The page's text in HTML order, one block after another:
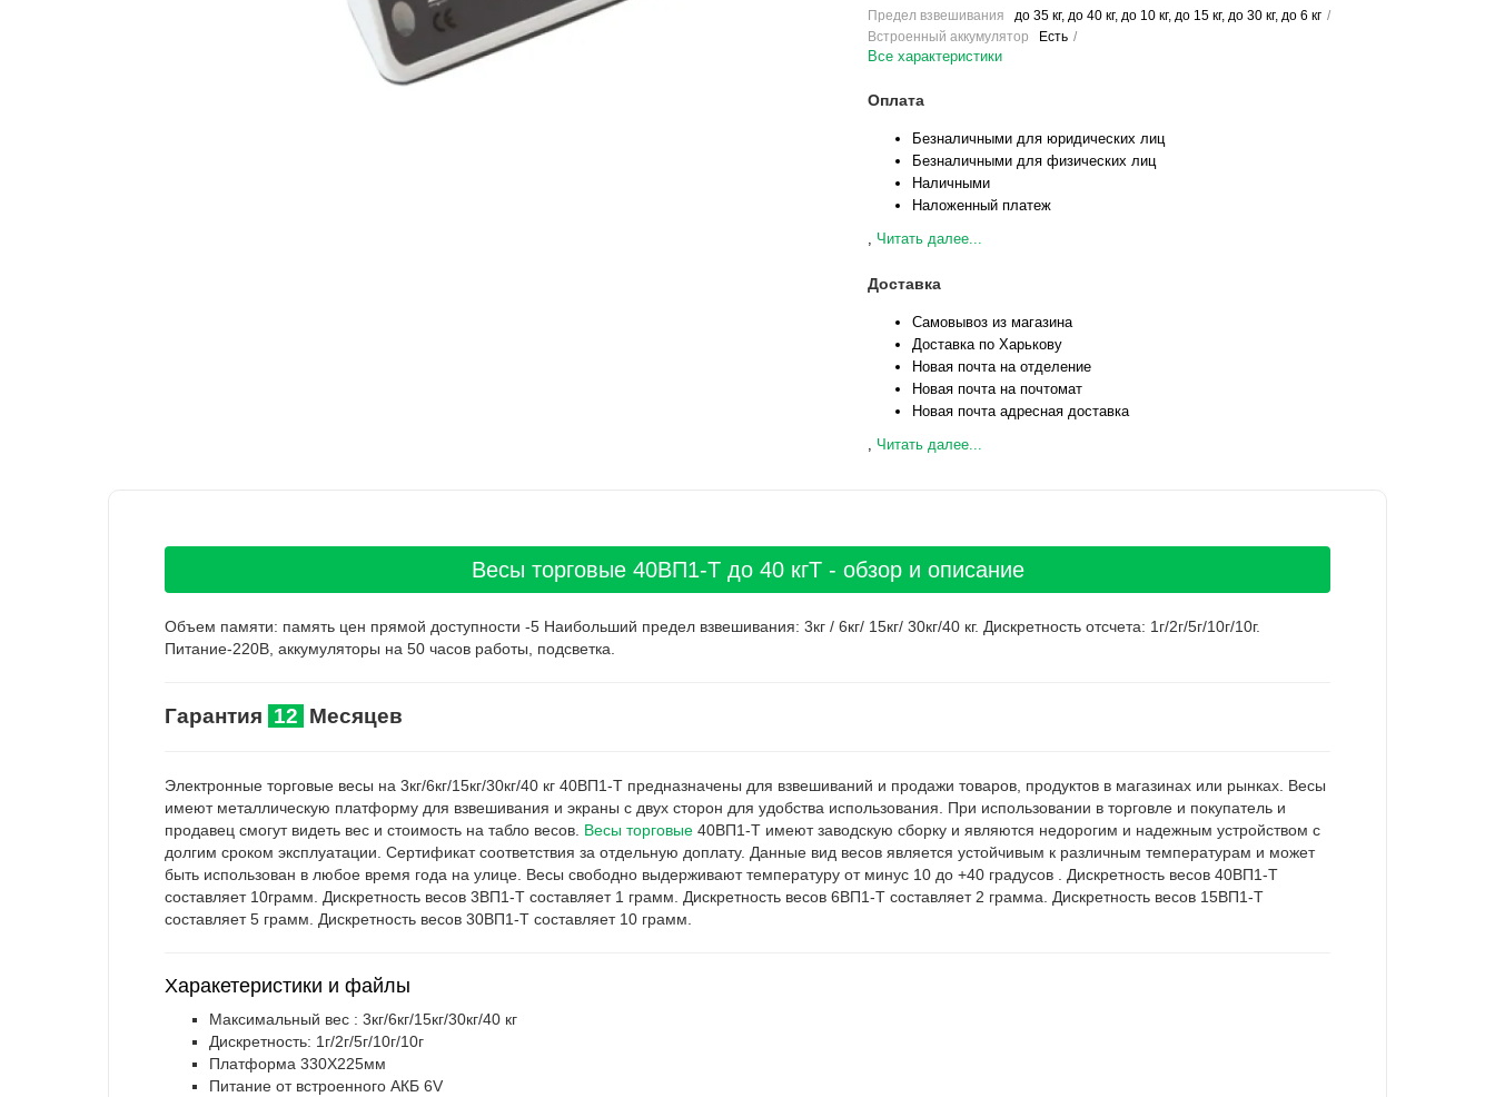
Предел взвешивания
до 35 кг, до 40 кг, до 10 кг, до 15 кг, до 30 кг, до 6 кг
Встроенный аккумулятор
Есть
Все характеристики
Оплата
Безналичными для юридических лиц
Безналичными для физических лиц
Наличными
Наложенный платеж
, Читать далее...
Доставка
Самовывоз из магазина
Доставка по Харькову
Новая почта на отделение
Новая почта на почтомат
Новая почта адресная доставка
, Читать далее...
Весы торговые 40ВП1-Т до 40 кгТ - обзор и описание
Объем памяти: память цен прямой доступности -5 Наибольший предел взвешивания: 3кг / 6кг/ 15кг/ 30кг/40 кг. Дискретность отсчета: 1г/2г/5г/10г/10г.
Питание-220В, аккумуляторы на 50 часов работы, подсветка.
Гарантия 12 Месяцев
Электронные торговые весы на 3кг/6кг/15кг/30кг/40 кг 40ВП1-Т предназначены для взвешиваний и продажи товаров, продуктов в магазинах или рынках. Весы
имеют металлическую платформу для взвешивания и экраны с двух сторон для удобства использования. При использовании в торговле и покупатель и
продавец смогут видеть вес и стоимость на табло весов. Весы торговые 40ВП1-Т имеют заводскую сборку и являются недорогим и надежным устройством с
долгим сроком эксплуатации. Сертификат соответствия за отдельную доплату. Данные вид весов является устойчивым к различным температурам и может
быть использован в любое время года на улице. Весы свободно выдерживают температуру от минус 10 до +40 градусов . Дискретность весов 40ВП1-Т
составляет 10грамм. Дискретность весов 3ВП1-Т составляет 1 грамм. Дискретность весов 6ВП1-Т составляет 2 грамма. Дискретность весов 15ВП1-Т
составляет 5 грамм. Дискретность весов 30ВП1-Т составляет 10 грамм.
Харакетеристики и файлы
Максимальный вес : 3кг/6кг/15кг/30кг/40 кг
Дискретность: 1г/2г/5г/10г/10г
Платформа 330Х225мм
Питание от встроенного АКБ 6V